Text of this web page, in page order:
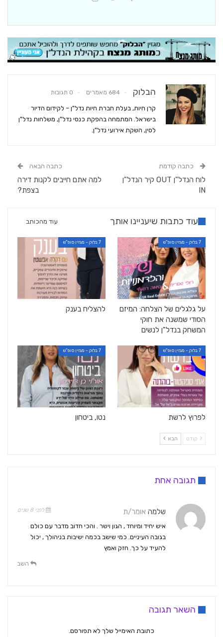
הבלוק 684 מאמרים 0 תגובות
קרן חיות, בעלת חברת חיות נדל"ן – לקידום הדיור
בישראל. המתמחה בהפקת כנסי נדל"ן, משלחות נדל"ן
לסין, השקת אירועי נדל"ן.
כתבה קודמת
לוח הנדל"ן OUT קיר הנדל"ן
IN
כתבה הבאה
למה אתם חייבים לקנות דירה
בצפת?
עוד כתבות שיעניינו אותך עוד מהכותב
7 בלוק - מגזין סופ"ש
על גלגלים של הצלחה: המיזם
הסודי שמשנה את חוקי
המשחק בנדל"ן לנשים
7 בלוק - מגזין סופ"ש
להצליח בענק
7 בלוק - מגזין סופ"ש
לפרוץ לרשת
7 בלוק - מגזין סופ"ש
נטו, ביטחון
קודם הבא
תגובה אחת
שלמה אומר/ת לפני 8 שנים
איש יחיד ומיוחד , הגון וישר . והכי חדוב מדבר עם כולם
בגובה העיניים. כמי שישב בכמה ישיבות בניהולך , יכול
להעיד על כך. חזק ואמץ
השב
השאר תגובה
כתובת האימייל שלך לא תפורסם.